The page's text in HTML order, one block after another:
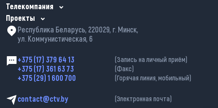
Телекомпания
Проекты
Республика Беларусь, 220029, г. Минск,
ул. Коммунистическая, 6
+375 (17) 379 64 13 (Запись на личный приём)
+375 (17) 361 63 73 (Факс)
+375 (29) 1 600 700 (Горячая линия, мобильный)
contact@ctv.by (Электронная почта)